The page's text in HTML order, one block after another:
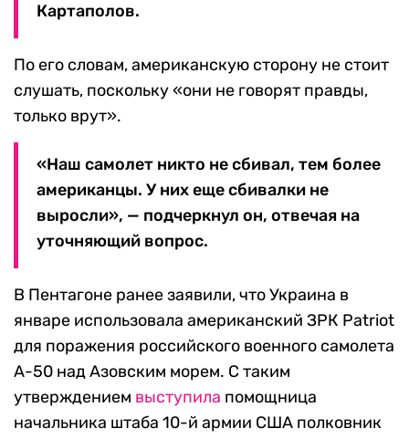
Картаполов.
По его словам, американскую сторону не стоит
слушать, поскольку «они не говорят правды,
только врут».
«Наш самолет никто не сбивал, тем более
американцы. У них еще сбивалки не
выросли», — подчеркнул он, отвечая на
уточняющий вопрос.
В Пентагоне ранее заявили, что Украина в
январе использовала американский ЗРК Patriot
для поражения российского военного самолета
А-50 над Азовским морем. С таким
утверждением выступила помощница
начальника штаба 10-й армии США полковник